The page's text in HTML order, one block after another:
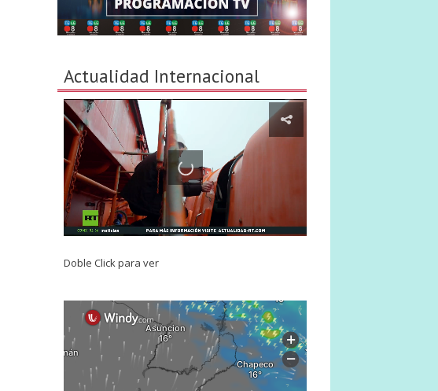
Actualidad Internacional
Doble Click para ver